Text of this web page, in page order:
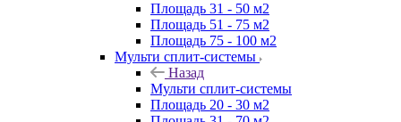
Площадь 31 - 50 м2
Площадь 51 - 75 м2
Площадь 75 - 100 м2
Мульти сплит-системы
Назад
Мульти сплит-системы
Площадь 20 - 30 м2